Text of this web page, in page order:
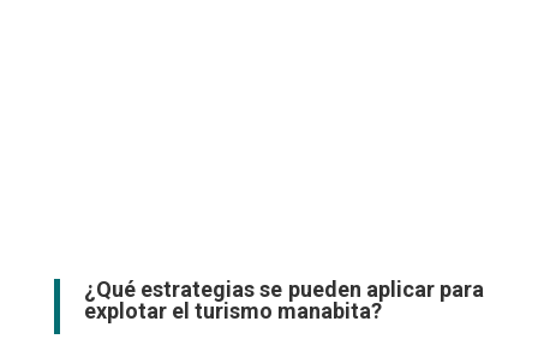
¿Qué estrategias se pueden aplicar para
explotar el turismo manabita?